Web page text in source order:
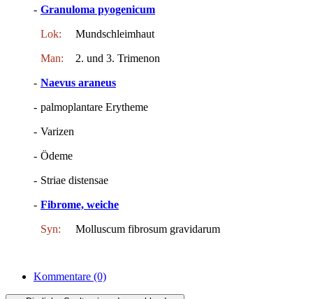
- Granuloma pyogenicum
Lok: Mundschleimhaut
Man: 2. und 3. Trimenon
- Naevus araneus
- palmoplantare Erytheme
- Varizen
- Ödeme
- Striae distensae
- Fibrome, weiche
Syn: Molluscum fibrosum gravidarum
Kommentare (0)